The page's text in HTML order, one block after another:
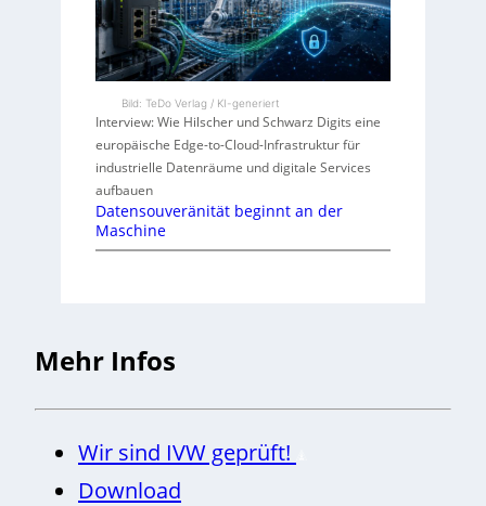
Bild: TeDo Verlag / KI-generiert
Interview: Wie Hilscher und Schwarz Digits eine
europäische Edge-to-Cloud-Infrastruktur für
industrielle Datenräume und digitale Services
aufbauen
Datensouveränität beginnt an der
Maschine
Mehr Infos
Wir sind IVW geprüft!
Download